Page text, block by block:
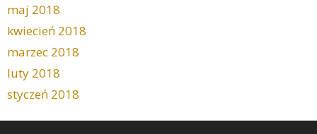
maj 2018
kwiecień 2018
marzec 2018
luty 2018
styczeń 2018